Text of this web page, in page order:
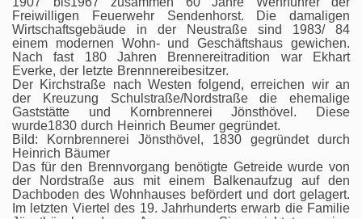
Freiwilligen Feuerwehr Sendenhorst. Die damaligen
Wirtschaftsgebäude in der Neustraße sind 1983/ 84
einem modernen Wohn- und Geschäftshaus gewichen.
Nach fast 180 Jahren Brennereitradition war Ekhart
Everke, der letzte Brennnereibesitzer.
Der Kirchstraße nach Westen folgend, erreichen wir an
der Kreuzung Schulstraße/Nordstraße die ehemalige
Gaststätte und Kornbrennerei Jönsthövel. Diese
wurde1830 durch Heinrich Beumer gegründet.
Bild: Kornbrennerei Jönsthövel, 1830 gegründet durch
Heinrich Bäumer
Das für den Brennvorgang benötigte Getreide wurde von
der Nordstraße aus mit einem Balkenaufzug auf den
Dachboden des Wohnhauses befördert und dort gelagert.
Im letzten Viertel des 19. Jahrhunderts erwarb die Familie